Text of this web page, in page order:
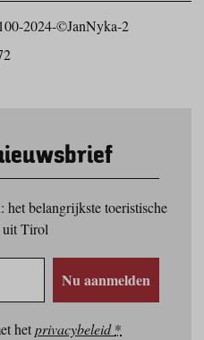
2024-©JanNyka-2
belangrijkste toeristische
Tirol
Nu aanmelden
hetprivacybeleid*